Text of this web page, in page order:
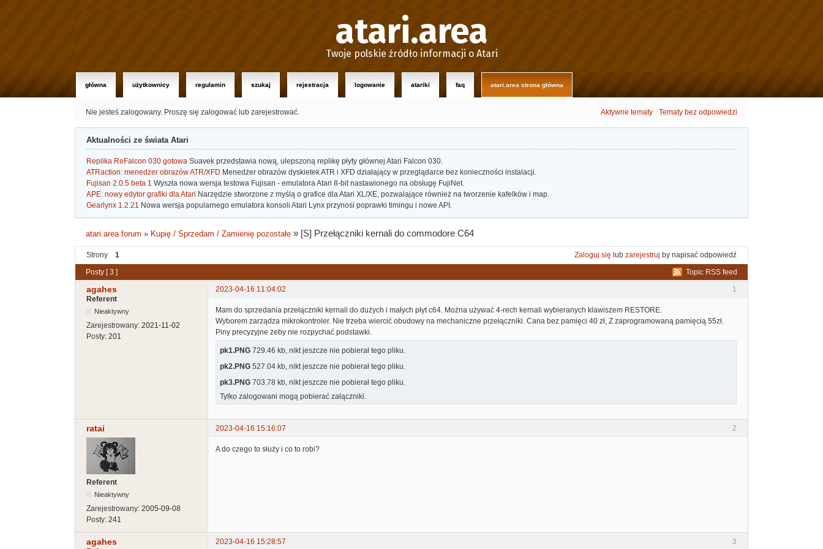
atari.area
Twoje polskie źródło informacji o Atari
główna użytkownicy regulamin szukaj rejestracja logowanie atariki faq atari.area strona główna
Nie jesteś zalogowany. Proszę się zalogować lub zarejestrować. Aktywne tematy Tematy bez odpowiedzi
Aktualności ze świata Atari
Replika ReFalcon 030 gotowa Suavek przedstawia nową, ulepszoną replikę płyty głównej Atari Falcon 030.
ATRaction: menedżer obrazów ATR/XFD Menedżer obrazów dyskietek ATR i XFD działający w przeglądarce bez konieczności instalacji.
Fujisan 2.0.5 beta 1 Wyszła nowa wersja testowa Fujisan - emulatora Atari 8-bit nastawionego na obsługę FujiNet.
APE: nowy edytor grafiki dla Atari Narzędzie stworzone z myślą o grafice dla Atari XL/XE, pozwalające również na tworzenie kafelków i map.
Gearlynx 1.2.21 Nowa wersja popularnego emulatora konsoli Atari Lynx przynosi poprawki timingu i nowe API.
atari.area forum » Kupię / Sprzedam / Zamienię pozostałe » [S] Przełączniki kernali do commodore C64
Strony 1 Zaloguj się lub zarejestruj by napisać odpowiedź
Topic RSS feed
Posty [ 3 ]
1
agahes
2023-04-16 11:04:02
Referent
Nieaktywny
Zarejestrowany: 2021-11-02
Posty: 201
Mam do sprzedania przełączniki kernali do dużych i małych płyt c64. Można używać 4-rech kernali wybieranych klawiszem RESTORE.
Wyborem zarządza mikrokontroler. Nie trzeba wiercić obudowy na mechaniczne przełączniki. Cana bez pamięci 40 zł, Z zaprogramowaną pamięcią 55zł.
Piny precyzyjne żeby nie rozpychać podstawki.
pk1.PNG 729.46 kb, nikt jeszcze nie pobierał tego pliku.
pk2.PNG 527.04 kb, nikt jeszcze nie pobierał tego pliku.
pk3.PNG 703.78 kb, nikt jeszcze nie pobierał tego pliku.
Tylko zalogowani mogą pobierać załączniki.
2
ratai 2023-04-16 15:16:07
Referent
Nieaktywny
Zarejestrowany: 2005-09-08
Posty: 241
A do czego to służy i co to robi?
3
agahes
2023-04-16 15:28:57